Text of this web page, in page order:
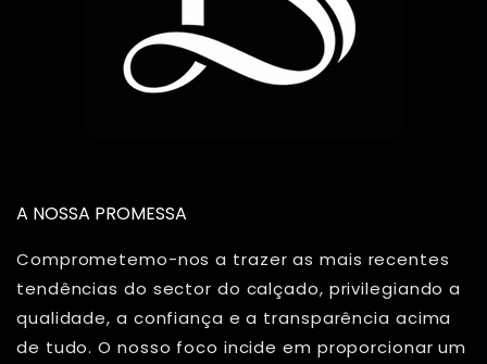
A NOSSA PROMESSA
Comprometemo-nos a trazer as mais recentes
tendências do sector do calçado, privilegiando a
qualidade, a confiança e a transparência acima
de tudo. O nosso foco incide em proporcionar um